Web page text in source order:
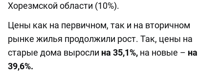
Хорезмской области (10%).
Цены как на первичном, так и на вторичном
рынке жилья продолжили рост. Так, цены на
старые дома выросли на 35,1%, на новые – на
39,6%.